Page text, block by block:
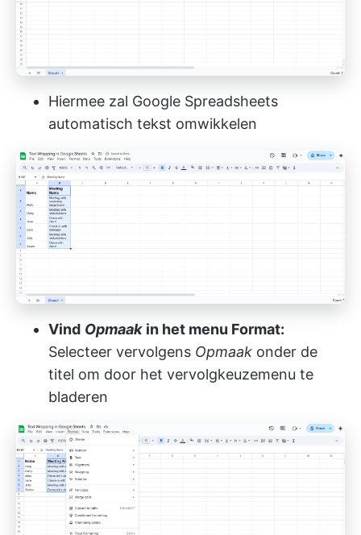
Hiermee zal Google Spreadsheets
automatisch tekst omwikkelen
Vind Opmaak in het menu Format:
Selecteer vervolgens Opmaak onder de
titel om door het vervolgkeuzemenu te
bladeren